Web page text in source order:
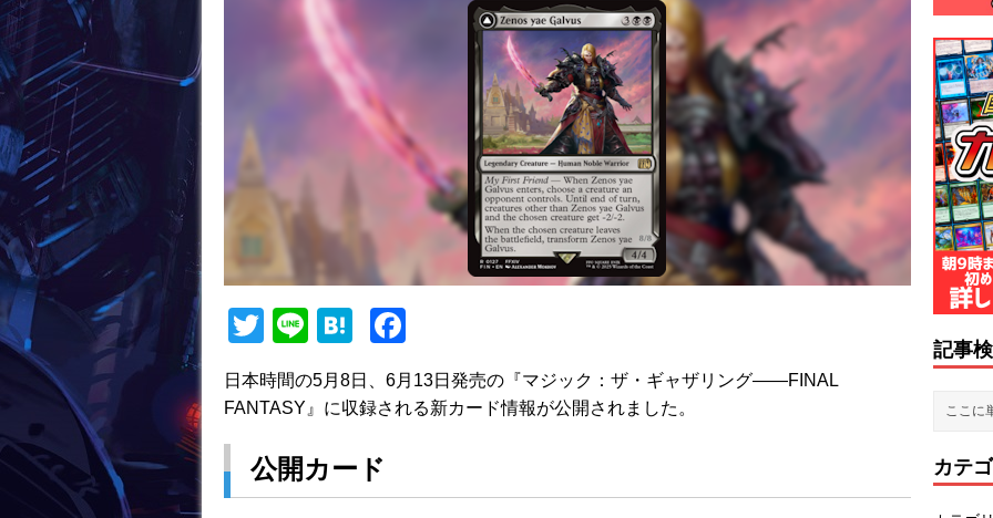
T
w
itt
Li
e
H
e
a
c
o
日本時間の5月8日、6月13日発売の『マジック：ザ・ギャザリング——FINAL
FANTASY』に収録される新カード情報が公開されました。
公開カード
記事
カテ